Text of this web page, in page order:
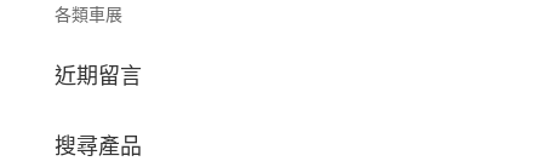
各類車展
近期留言
搜尋產品